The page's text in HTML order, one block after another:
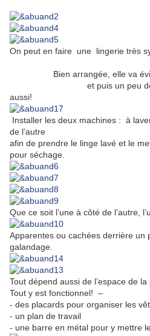
On peut en faire une lingerie très
Bien arrangée, elle va éviter
et puis un peu
aussi!
Installer les deux machines : à
de l’autre
afin de prendre le linge lavé et le
pour séchage.
Que ce soit l’une à côté de l’autre,
Apparentes ou cachées derrière un
galandage.
Tout dépend aussi de l’espace de la
Tout y est fonctionnel! –
- des placards pour organiser les
- un plan de travail
- une barre en métal pour y mettre